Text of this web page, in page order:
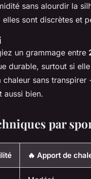
sans alourdir la
sont discrètes et
un grammage entre
durable, surtout si
chaleur sans transpirer
aussi bien.
par
🔥 Apport de